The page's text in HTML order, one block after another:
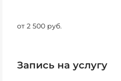
от 2 500 руб.
Запись на услугу